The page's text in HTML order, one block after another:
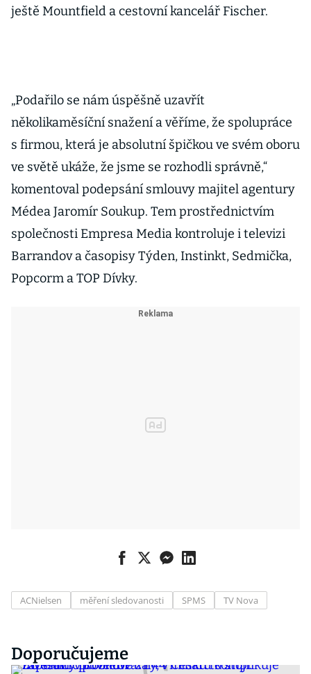
ještě Mountfield a cestovní kancelář Fischer.
„Podařilo se nám úspěšně uzavřít
několikaměsíční snažení a věříme, že spolupráce
s firmou, která je absolutní špičkou ve svém oboru
ve světě ukáže, že jsme se rozhodli správně,“
komentoval podepsání smlouvy majitel agentury
Médea Jaromír Soukup. Tem prostřednictvím
společnosti Empresa Media kontroluje i televizi
Barrandov a časopisy Týden, Instinkt, Sedmička,
Popcorm a TOP Dívky.
ACNielsen měření sledovanosti SPMS TV Nova
Doporučujeme